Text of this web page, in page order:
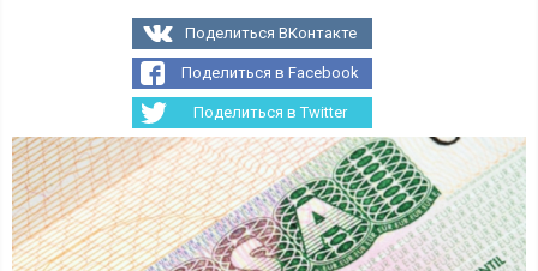
Поделиться ВКонтакте
Поделиться в Facebook
Поделиться в Twitter